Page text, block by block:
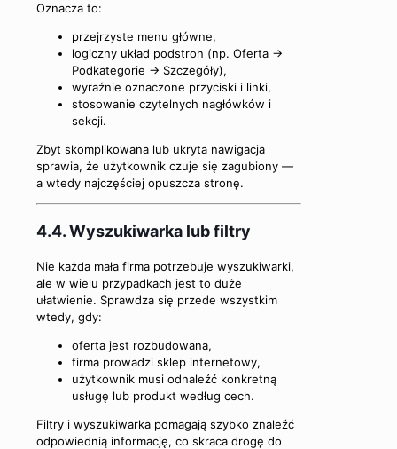
Oznacza to:
przejrzyste menu główne,
logiczny układ podstron (np. Oferta →
Podkategorie → Szczegóły),
wyraźnie oznaczone przyciski i linki,
stosowanie czytelnych nagłówków i
sekcji.
Zbyt skomplikowana lub ukryta nawigacja
sprawia, że użytkownik czuje się zagubiony —
a wtedy najczęściej opuszcza stronę.
4.4. Wyszukiwarka lub filtry
Nie każda mała firma potrzebuje wyszukiwarki,
ale w wielu przypadkach jest to duże
ułatwienie. Sprawdza się przede wszystkim
wtedy, gdy:
oferta jest rozbudowana,
firma prowadzi sklep internetowy,
użytkownik musi odnaleźć konkretną
usługę lub produkt według cech.
Filtry i wyszukiwarka pomagają szybko znaleźć
odpowiednią informację, co skraca drogę do